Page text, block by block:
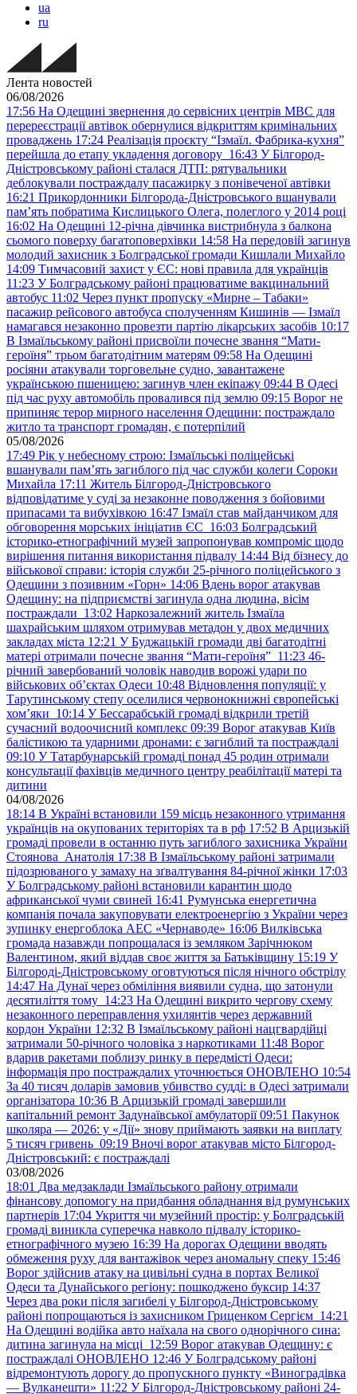
ua
ru
Лента новостей
06/08/2026
17:56 На Одещині звернення до сервісних центрів МВС для
перереєстрації автівок обернулися відкриттям кримінальних
проваджень 17:24 Реалізація проєкту “Ізмаїл. Фабрика-кухня”
перейшла до етапу укладення договору 16:43 У Білгород-
Дністровському районі сталася ДТП: рятувальники
деблокували постраждалу пасажирку з понівеченої автівки
16:21 Прикордонники Білгорода-Дністровського вшанували
пам’ять побратима Кислицького Олега, полеглого у 2014 році
16:02 На Одещині 12-річна дівчинка вистрибнула з балкона
сьомого поверху багатоповерхівки 14:58 На передовій загинув
молодий захисник з Болградської громади Кишлали Михайло
14:09 Тимчасовий захист у ЄС: нові правила для українців
11:23 У Болградському районі працюватиме вакцинальний
автобус 11:02 Через пункт пропуску «Мирне – Табаки»
пасажир рейсового автобуса сполученням Кишинів — Ізмаїл
намагався незаконно провезти партію лікарських засобів 10:17
В Ізмаїльському районі присвоїли почесне звання “Мати-
героїня” трьом багатодітним матерям 09:58 На Одещині
росіяни атакували торговельне судно, завантажене
українською пшеницею: загинув член екіпажу 09:44 В Одесі
під час руху автомобіль провалився під землю 09:15 Ворог не
припиняє терор мирного населення Одещини: постраждало
житло та транспорт громадян, є потерпілий
05/08/2026
17:49 Рік у небесному строю: Ізмаїльські поліцейські
вшанували пам’ять загиблого під час служби колеги Сороки
Михайла 17:11 Житель Білгород-Дністровського
відповідатиме у суді за незаконне поводження з бойовими
припасами та вибухівкою 16:47 Ізмаїл став майданчиком для
обговорення морських ініціатив ЄС 16:03 Болградський
історико-етнографічний музей запропонував компроміс щодо
вирішення питання використання підвалу 14:44 Від бізнесу до
військової справи: історія служби 25-річного поліцейського з
Одещини з позивним «Горн» 14:06 Вдень ворог атакував
Одещину: на підприємстві загинула одна людина, вісім
постраждали 13:02 Наркозалежний житель Ізмаїла
шахрайським шляхом отримував метадон у двох медичних
закладах міста 12:21 У Буджацькій громади дві багатодітні
матері отримали почесне звання “Мати-героїня” 11:23 46-
річний завербований чоловік наводив ворожі удари по
військових обʼєктах Одеси 10:48 Відновлення популяції: у
Тарутинському степу оселилися червонокнижні європейські
хом’яки 10:14 У Бессарабській громаді відкрили третій
сучасний водоочисний комплекс 09:39 Ворог атакував Київ
балістикою та ударними дронами: є загиблий та постраждалі
09:10 У Татарбунарській громаді понад 45 родин отримали
консультації фахівців медичного центру реабілітації матері та
дитини
04/08/2026
18:14 В Україні встановили 159 місць незаконного утримання
українців на окупованих територіях та в рф 17:52 В Арцизькій
громаді провели в останню путь загиблого захисника України
Стоянова Анатолія 17:38 В Ізмаїльському районі затримали
підозрюваного у замаху на зґвалтування 84-річної жінки 17:03
У Болградському районі встановили карантин щодо
африканської чуми свиней 16:41 Румунська енергетична
компанія почала закуповувати електроенергію з України через
зупинку енергоблока АЕС «Чернаводе» 16:06 Вилківська
громада назавжди попрощалася із земляком Зарічнюком
Валентином, який віддав своє життя за Батьківщину 15:19 У
Білгороді-Дністровському оговтуються після нічного обстрілу
14:47 На Дунаї через обміління виявили судна, що затонули
десятиліття тому 14:23 На Одещині викрито чергову схему
незаконного переправлення ухилянтів через державний
кордон України 12:32 В Ізмаїльському районі нацгвардійці
затримали 50-річного чоловіка з наркотиками 11:48 Ворог
вдарив ракетами поблизу ринку в передмісті Одеси:
інформація про постраждалих уточнюється ОНОВЛЕНО 10:54
За 40 тисяч доларів замовив убивство судді: в Одесі затримали
організатора 10:36 В Арцизькій громаді завершили
капітальний ремонт Задунаївської амбулаторії 09:51 Пакунок
школяра — 2026: у «Дії» знову приймають заявки на виплату
5 тисяч гривень 09:19 Вночі ворог атакував місто Білгород-
Дністровський: є постраждалі
03/08/2026
18:01 Два медзаклади Ізмаїльського району отримали
фінансову допомогу на придбання обладнання від румунських
партнерів 17:04 Укриття чи музейний простір: у Болградській
громаді виникла суперечка навколо підвалу історико-
етнографічного музею 16:39 На дорогах Одещини вводять
обмеження руху для вантажівок через аномальну спеку 15:46
Ворог здійснив атаку на цивільні судна в портах Великої
Одеси та Дунайського регіону: пошкоджено буксир 14:37
Через два роки після загибелі у Білгород-Дністровському
районі попрощаються із захисником Гриценком Сергієм 14:21
На Одещині водійка авто наїхала на свого однорічного сина:
дитина загинула на місці 12:59 Ворог атакував Одещину: є
постраждалі ОНОВЛЕНО 12:46 У Болградському районі
відремонтують дорогу до пропускного пункту «Виноградівка
— Вулканешти» 11:22 У Білгород-Дністровському районі 24-